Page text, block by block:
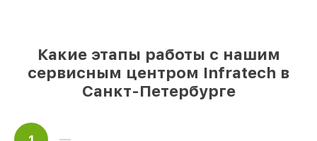
Какие этапы работы с нашим
сервисным центром Infratech в
Санкт-Петербурге